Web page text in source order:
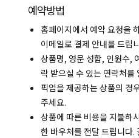
예약방법
홈페이지에서 예약 요청을
이메일로 결제 안내를 드립
상품명, 영문 성함, 인원수,
락 받으실 수 있는 연락처를
픽업을 제공하는 상품의 경
주세요.
상품에 따른 비용을 지불하
한 바우처를 전달 드립니다.